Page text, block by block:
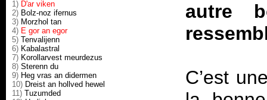
1) D'ar viken
2) Bolz-noz ifernus
3) Morzhol tan
4) E gor an egor
5) Tenvalijenn
6) Kabalastral
7) Korollarvest meurdezus
8) Sterenn du
9) Heg vras an didermen
10) Dreist an hollved hewel
11) Tuzumded
autre
C’est